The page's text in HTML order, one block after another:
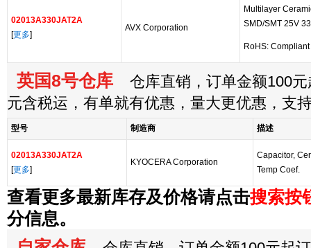
02013A330JAT2A
[更多]
AVX Corporation
Multilayer
SMD/SMT 25V
RoHS: Compliant
英国8号仓库 仓库直销，订单金额100元
元含税运，有单就有优惠，量大更优惠，支
型号 制造商 描述
02013A330JAT2A
[更多]
KYOCERA Corporation
Capacitor,
Temp Coef.
查看更多最新库存及价格请点击搜索按
分信息。